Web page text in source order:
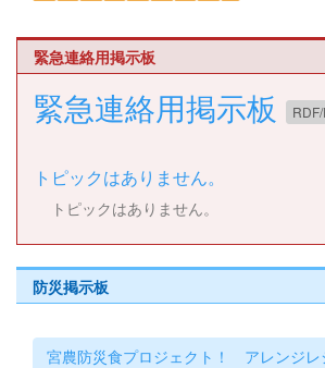
緊急連絡用掲示板
緊急連絡用掲示板
トピックはありません。
トピックはありません。
防災掲示板
宮農防災食プロジェクト！ アレンジレ